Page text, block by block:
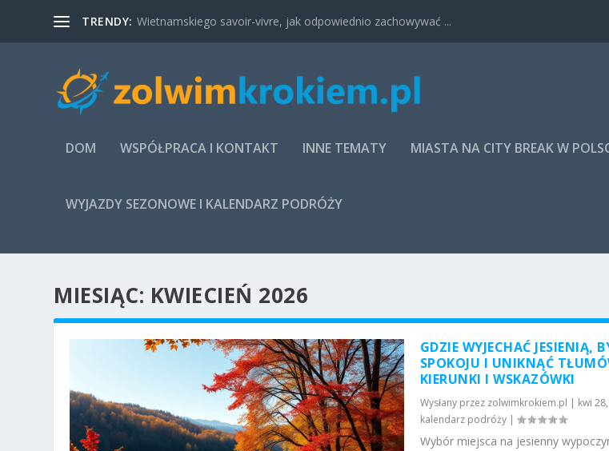
TRENDY: Wietnamskiego savoir-vivre, jak odpowiednio zachowywać ...
DOM WSPÓŁPRACA I KONTAKT INNE TEMATY MIASTA NA CITY BREAK W
WYJAZDY SEZONOWE I KALENDARZ PODRÓŻY
MIESIĄC: KWIECIEŃ 2026
GDZIE WYJECHAĆ JESIENIĄ,
SPOKOJU I UNIKNĄĆ
KIERUNKI I WSKAZÓWKI
Wysłany przez zolwimkrokiem.pl | kwi
kalendarz podróży|
Wybór miejsca na jesienny